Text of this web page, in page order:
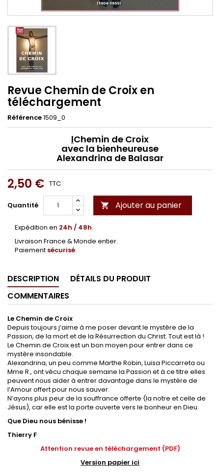
Revue Chemin de Croix en
téléchargement
Référence1509_0
lChemin de Croix
avec la bienheureuse
Alexandrina de Balasar
2,50 € TTC
Quantité  Ajouter au panier
Expédition en 24h / 48h.
Livraison France & Monde entier.
Paiement sécurisé
DESCRIPTION
DÉTAILS DU PRODUIT
COMMENTAIRES
Le Chemin de Croix
Depuis toujours j’aime à me poser devant le mystère de la
Passion, de la mort et de la Résurrection du Christ. Tout est là !
Le Chemin de Croix est un bon moyen pour entrer dans ce
mystère insondable.
Alexandrina, un peu comme Marthe Robin, Luisa Piccarreta ou
Mme R., ont vécu chaque semaine la Passion et à ce titre elles
peuvent nous aider à entrer davantage dans le mystère de
l’Amour offert pour nous sauver.
N’ayons plus peur de la souffrance offerte (la notre et celle de
Jésus), car elle est la porte ouverte vers le bonheur en Dieu.
Que Dieu nous bénisse !
Thierry F
Attention revue en téléchargement (PDF)
Version papier ici